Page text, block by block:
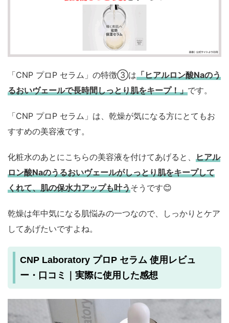
「CNP プロP セラム」の特徴③は「ヒアルロン酸Naのう
るおいヴェールで長時間しっとり肌をキープ！」です。
「CNP プロP セラム」は、乾燥が気になる方にとてもお
すすめの美容液です。
化粧水のあとにこちらの美容液を付けてあげると、 ヒアル
ロン酸Naのうるおいヴェールがしっとり肌をキープして
くれて、肌の保水力アップも叶うそうです😊
乾燥は年中気になる肌悩みの一つなので、しっかりとケア
してあげたいですよね。
CNP Laboratory プロP セラム 使用レビュ
ー・口コミ｜実際に使用した感想